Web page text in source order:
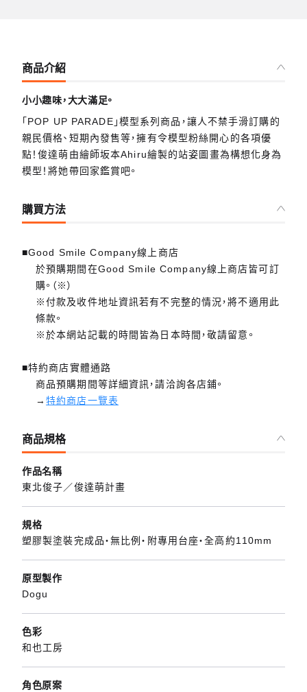
商品介紹
小小趣味，大大滿足。
「POP UP PARADE」模型系列商品，讓人不禁手滑訂購的
親民價格、短期內發售等，擁有令模型粉絲開心的各項優
點！俊達萌由繪師坂本Ahiru繪製的站姿圖畫為構想化身為
模型！將她帶回家鑑賞吧。
購買方法
■Good Smile Company線上商店
於預購期間在Good Smile Company線上商店皆可訂
購。（※）
※付款及收件地址資訊若有不完整的情況，將不適用此
條款。
※於本網站記載的時間皆為日本時間，敬請留意。
■特約商店實體通路
商品預購期間等詳細資訊，請洽詢各店鋪。
→特約商店一覽表
商品規格
作品名稱
東北俊子／俊達萌計畫
規格
塑膠製塗裝完成品・無比例・附專用台座・全高約110mm
原型製作
Dogu
色彩
和也工房
角色原案